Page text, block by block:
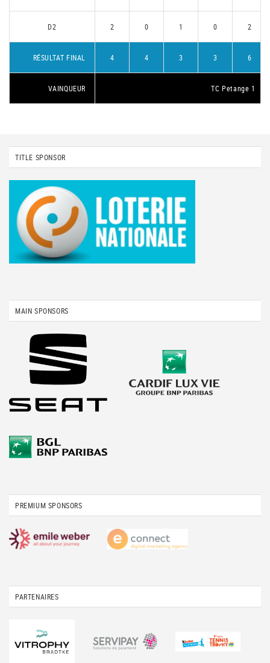
D2 2 0 1 0 2
RÉSULTAT FINAL 4 4 3 3 6
VAINQUEUR TC Petange 1
TITLE SPONSOR
MAIN SPONSORS
PREMIUM SPONSORS
PARTENAIRES